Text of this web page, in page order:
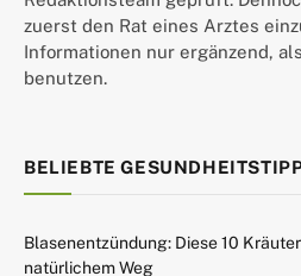
zuerst den Rat eines Arztes
Informationen nur ergänzend,
benutzen.
BELIEBTE
Blasenentzündung: Diese 10
natürlichem Weg